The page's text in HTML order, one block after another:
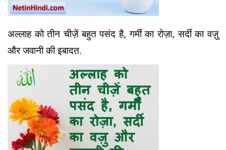
अल्लाह को तीन चीज़ें बहुत पसंद है, गर्मी का रोज़ा, सर्दी का वज़ु
और जवानी की इबादत.